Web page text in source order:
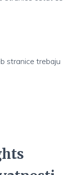
stranice trebaju